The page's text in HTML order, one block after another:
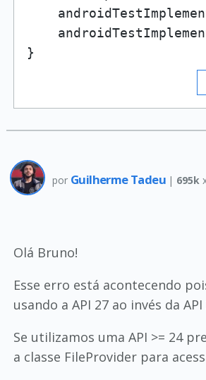
por Guilherme Tadeu | 695k
Olá Bruno!
Esse erro está acontecendo
usando a API 27 ao invés da
Se utilizamos uma API >= 24
a classe FileProvider para